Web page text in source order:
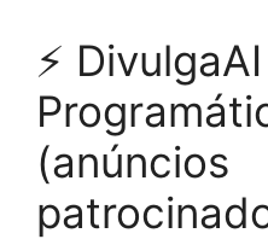
⚡
(anúncios